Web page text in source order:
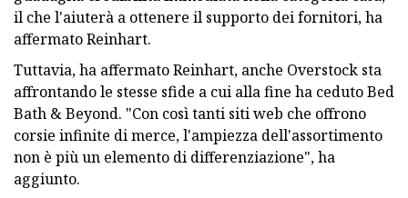
il che l'aiuterà a ottenere il supporto dei fornitori, ha
affermato Reinhart.
Tuttavia, ha affermato Reinhart, anche Overstock sta
affrontando le stesse sfide a cui alla fine ha ceduto Bed
Bath & Beyond. "Con così tanti siti web che offrono
corsie infinite di merce, l'ampiezza dell'assortimento
non è più un elemento di differenziazione", ha
aggiunto.